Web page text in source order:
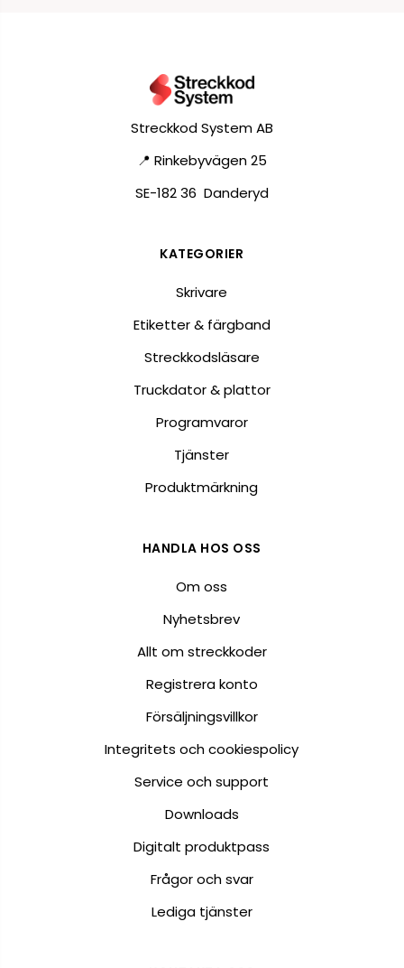
Streckkod System AB
📍 Rinkebyvägen 25
SE-182 36 Danderyd
KATEGORIER
Skrivare
Etiketter & färgband
Streckkodsläsare
Truckdator & plattor
Programvaror
Tjänster
Produktmärkning
HANDLA HOS OSS
Om oss
Nyhetsbrev
Allt om streckkoder
Registrera konto
Försäljningsvillkor
Integritets och cookiespolicy
Service och support
Downloads
Digitalt produktpass
Frågor och svar
Lediga tjänster